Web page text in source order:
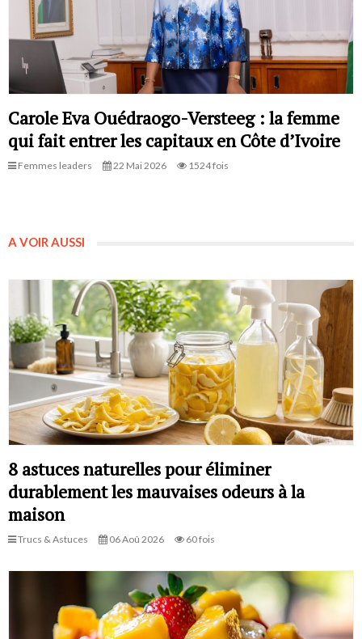
Carole Eva Ouédraogo-Versteeg : la femme
qui fait entrer les capitaux en Côte d’Ivoire
Femmes leaders 22 Mai 2026 1524 fois
A VOIR AUSSI
8 astuces naturelles pour éliminer
durablement les mauvaises odeurs à la
maison
Trucs & Astuces 06 Aoû 2026 60 fois